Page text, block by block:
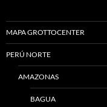
MAPA GROTTOCENTER
PERÚ NORTE
AMAZONAS
BAGUA